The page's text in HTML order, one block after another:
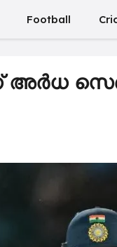
Football
അർധ